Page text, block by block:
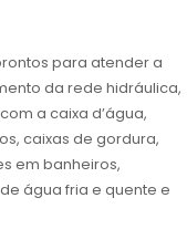
para atender a
da rede hidráulica,
a caixa d’água,
caixas de gordura,
em banheiros,
água fria e quente e